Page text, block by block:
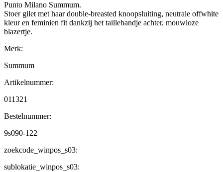
Punto Milano Summum.
Stoer gilet met haar double-breasted knoopsluiting, neutrale offwhite
kleur en feminien fit dankzij het taillebandje achter, mouwloze
blazertje.
Merk:
Summum
Artikelnummer:
011321
Bestelnummer:
9s090-122
zoekcode_winpos_s03:
sublokatie_winpos_s03: